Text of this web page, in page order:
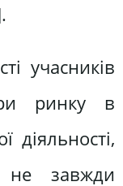
учасників
ринку в
діяльності,
не завжди